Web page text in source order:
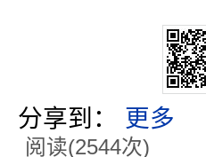
分享到： 更多
阅读(2544次)